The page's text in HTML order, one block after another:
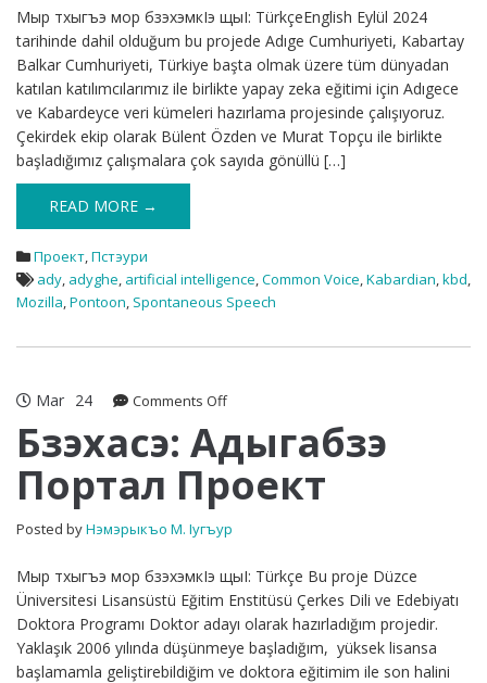
Мыр тхыгъэ мор бзэхэмкIэ щыI: TürkçeEnglish Eylül 2024
tarihinde dahil olduğum bu projede Adıge Cumhuriyeti, Kabartay
Balkar Cumhuriyeti, Türkiye başta olmak üzere tüm dünyadan
katılan katılımcılarımız ile birlikte yapay zeka eğitimi için Adıgece
ve Kabardeyce veri kümeleri hazırlama projesinde çalışıyoruz.
Çekirdek ekip olarak Bülent Özden ve Murat Topçu ile birlikte
başladığımız çalışmalara çok sayıda gönüllü […]
READ MORE →
Проект,Пстэури
ady, adyghe, artificial intelligence,Common Voice,Kabardian,kbd,
Mozilla,Pontoon, Spontaneous Speech
Mar 24 Comments Offon
Адыгабзэ
Портал
Проект
Бзэхасэ: Адыгабзэ
Портал Проект
Posted byНэмэрыкъо М. Iугъур
Мыр тхыгъэ мор бзэхэмкIэ щыI: Türkçe Bu proje Düzce
Üniversitesi Lisansüstü Eğitim Enstitüsü Çerkes Dili ve Edebiyatı
Doktora Programı Doktor adayı olarak hazırladığım projedir.
Yaklaşık 2006 yılında düşünmeye başladığım, yüksek lisansa
başlamamla geliştirebildiğim ve doktora eğitimim ile son halini